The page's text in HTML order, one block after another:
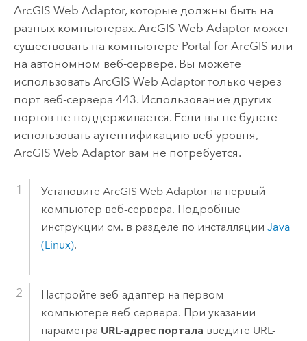
ArcGIS Web Adaptor, которые должны быть на
разных компьютерах. ArcGIS Web Adaptorможет
существовать на компьютере Portal for ArcGIS или
на автономном веб-сервере. Вы можете
использовать ArcGIS Web Adaptorтолько через
порт веб-сервера 443. Использование других
портов не поддерживается. Если вы не будете
использовать аутентификацию веб-уровня,
ArcGIS Web Adaptorвам не потребуется.
Установите ArcGIS Web Adaptorна первый
компьютер веб-сервера. Подробные
инструкции см. в разделе по инсталляции Java
(Linux).
Настройте веб-адаптер на первом
компьютере веб-сервера. При указании
параметра URL-адрес портала введите URL-